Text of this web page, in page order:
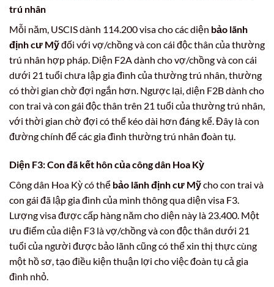
trú nhân
Mỗi năm, USCIS dành 114.200 visa cho các diện bảo lãnh
định cư Mỹđối với vợ/chồng và con cái độc thân của thường
trú nhân hợp pháp. Diện F2A dành cho vợ/chồng và con cái
dưới 21 tuổi chưa lập gia đình của thường trú nhân, thường
có thời gian chờ đợi ngắn hơn. Ngược lại, diện F2B dành cho
con trai và con gái độc thân trên 21 tuổi của thường trú nhân,
với thời gian chờ đợi có thể kéo dài hơn đáng kể. Đây là con
đường chính để các gia đình thường trú nhân đoàn tụ.
Diện F3: Con đã kết hôn của công dân Hoa Kỳ
Công dân Hoa Kỳ có thể bảo lãnh định cư Mỹcho con trai và
con gái đã lập gia đình của mình thông qua diện visa F3.
Lượng visa được cấp hàng năm cho diện này là 23.400. Một
ưu điểm của diện F3 là vợ/chồng và con độc thân dưới 21
tuổi của người được bảo lãnh cũng có thể xin thị thực cùng
một hồ sơ, tạo điều kiện thuận lợi cho việc đoàn tụ cả gia
đình nhỏ.